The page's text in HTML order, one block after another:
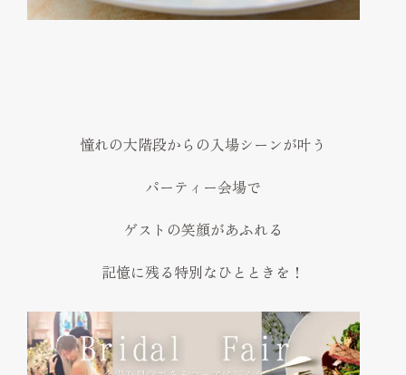
憧れの大階段からの入場シーンが叶う
パーティー会場で
ゲストの笑顔があふれる
記憶に残る特別なひとときを！